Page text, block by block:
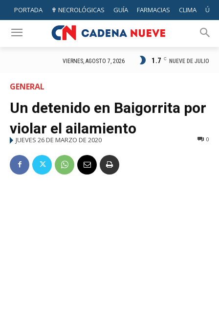
PORTADA ✟ NECROLÓGICAS GUÍA FARMACIAS CLIMA
VIERNES, AGOSTO 7, 2026 1.7 C NUEVE DE JULIO
GENERAL
Un detenido en Baigorrita por
violar el ailamiento
JUEVES 26 DE MARZO DE 2020 0